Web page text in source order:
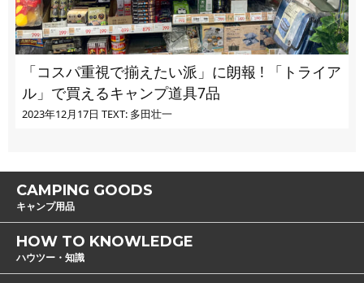
「コスパ重視で揃えたい派」に朗報 ! 「トライア
ル」で買えるキャンプ道具7品
2023年12月17日 TEXT: 多田壮一
CAMPING GOODS
キャンプ用品
HOW TO KNOWLEDGE
ハウツー・知識